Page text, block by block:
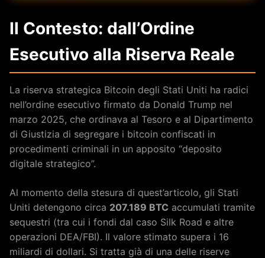
Il Contesto: dall’Ordine
Esecutivo alla Riserva Reale
La riserva strategica Bitcoin degli Stati Uniti ha radici
nell’ordine esecutivo firmato da Donald Trump nel
marzo 2025, che ordinava al Tesoro e al Dipartimento
di Giustizia di segregare i bitcoin confiscati in
procedimenti criminali in un apposito “deposito
digitale strategico”.
Al momento della stesura di quest’articolo, gli Stati
Uniti detengono circa 207.189 BTC accumulati tramite
sequestri (tra cui i fondi dal caso Silk Road e altre
operazioni DEA/FBI). Il valore stimato supera i 16
miliardi di dollari. Si tratta già di una delle riserve